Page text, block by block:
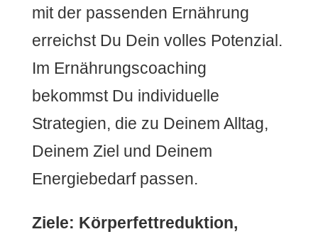
mit der passenden Ernährung
erreichst Du Dein volles Potenzial.
Im Ernährungscoaching
bekommst Du individuelle
Strategien, die zu Deinem Alltag,
Deinem Ziel und Deinem
Energiebedarf passen.
Ziele: Körperfettreduktion,